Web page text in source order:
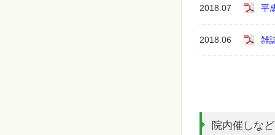
2018.07 平
2018.06 雑
院内催しなど